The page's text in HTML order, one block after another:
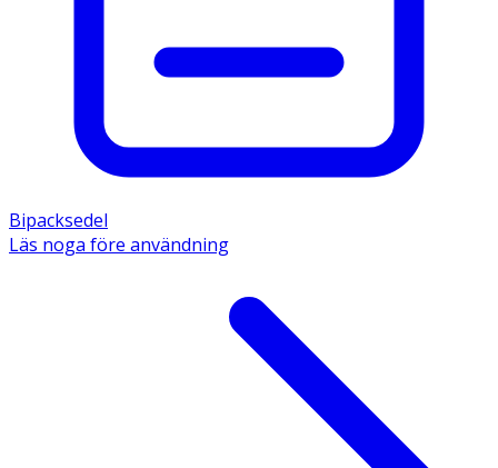
Bipacksedel
Läs noga före användning